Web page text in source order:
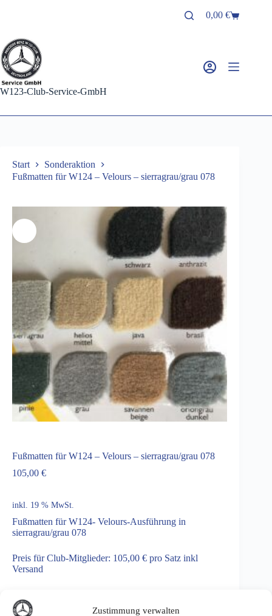
Zustimmung verwalten
Warenkorb
0,00€
W123-Club-Service-GmbH
Start
Sonderaktion
Fußmatten für W124 – Velours – sierragrau/grau 078
Fußmatten für W124 – Velours – sierragrau/grau 078
105,00 €
inkl. 19 % MwSt.
Fußmatten für W124- Velours-Ausführung in
sierragrau/grau 078
Preis für Club-Mitglieder: 105,00 € pro Satz inkl
Versand